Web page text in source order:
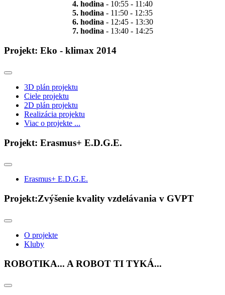
4. hodina - 10:55 - 11:40
5. hodina - 11:50 - 12:35
6. hodina- 12:45 - 13:30
7. hodina- 13:40 - 14:25
Projekt: Eko - klimax 2014
3D plán projektu
Ciele projektu
2D plán projektu
Realizácia projektu
Viac o projekte ...
Projekt: Erasmus+ E.D.G.E.
Erasmus+ E.D.G.E.
Projekt:Zvýšenie kvality vzdelávania v GVPT
O projekte
Kluby
ROBOTIKA... A ROBOT TI TYKÁ...